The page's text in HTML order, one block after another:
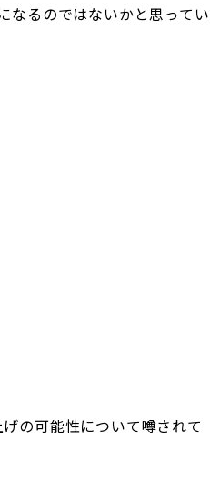
なるのではないかと思ってい
の可能性について噂されて